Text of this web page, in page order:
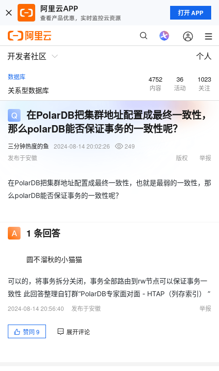
打开 APP
开发者社区 个人
数据库
关系型数据库
4752
内容
36
活动
1023
关注
在PolarDB把集群地址配置成最终一致性，
那么polarDB能否保证事务的一致性呢？
三分钟热度的鱼 2024-08-14 20:02:26
249
发布于安徽
举报
版权
在PolarDB把集群地址配置成最终一致性，也就是最弱的一致性，那
么polarDB能否保证事务的一致性呢？
1 条回答
圆不溜秋的小猫猫
可以的，将事务拆分关闭，事务全部路由到rw节点可以保证事务一
致性 此回答整理自钉群“PolarDB专家面对面 - HTAP（列存索引） ”
2024-08-14 20:56:40
发布于安徽 举报
赞同 9 展开评论